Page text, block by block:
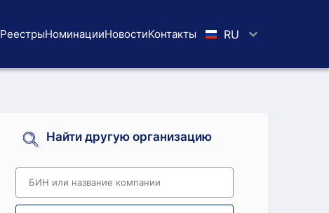
РеестрыНоминацииНовостиKoнтaкты RU
Найти другую организацию